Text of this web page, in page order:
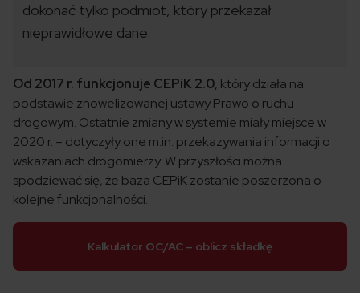
dokonać tylko podmiot, który przekazał
nieprawidłowe dane.
Od 2017 r. funkcjonuje CEPiK 2.0, który działa na
podstawie znowelizowanej ustawy Prawo o ruchu
drogowym. Ostatnie zmiany w systemie miały miejsce w
2020 r. – dotyczyły one m.in. przekazywania informacji o
wskazaniach drogomierzy. W przyszłości można
spodziewać się, że baza CEPiK zostanie poszerzona o
kolejne funkcjonalności.
Kalkulator OC/AC – oblicz składkę